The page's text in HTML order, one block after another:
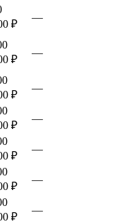
₽
—
₽
—
₽
—
₽
—
₽
—
₽
—
₽
—